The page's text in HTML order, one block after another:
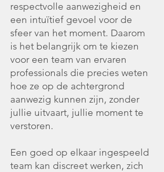
respectvolle aanwezigheid en
een intuïtief gevoel voor de
sfeer van het moment. Daarom
is het belangrijk om te kiezen
voor een team van ervaren
professionals die precies weten
hoe ze op de achtergrond
aanwezig kunnen zijn, zonder
jullie uitvaart, jullie moment te
verstoren.
Een goed op elkaar ingespeeld
team kan discreet werken, zich